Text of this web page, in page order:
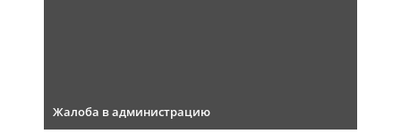
Жалоба в администрацию